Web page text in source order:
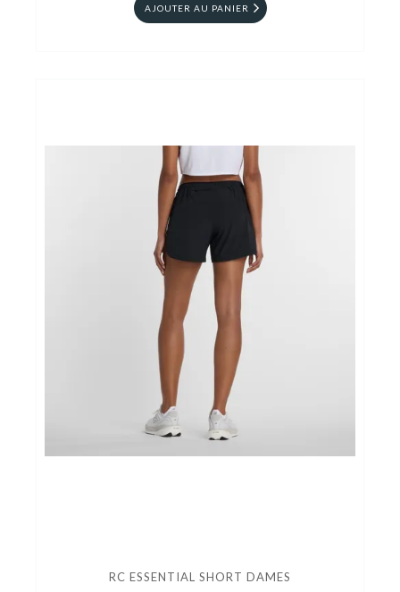
AJOUTER AU PANIER
RC ESSENTIAL SHORT DAMES